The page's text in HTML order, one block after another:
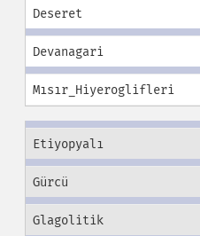
Deseret
Devanagari
Mısır_Hiyeroglifleri
Etiyopyalı
Gürcü
Glagolitik